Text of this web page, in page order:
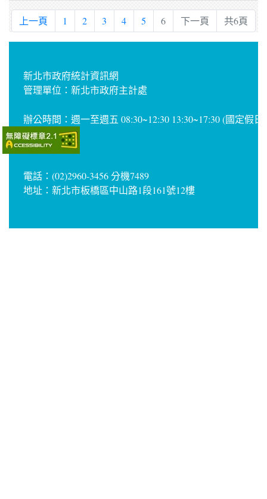
上一頁 1 2 3 4 5 6 下一頁 共6頁
新北市政府統計資訊網
管理單位：新北市政府主計處
辦公時間：週一至週五 08:30~12:30 13:30~17:30 (國定假日
電話：(02)2960-3456 分機7489
地址：新北市板橋區中山路1段161號12樓